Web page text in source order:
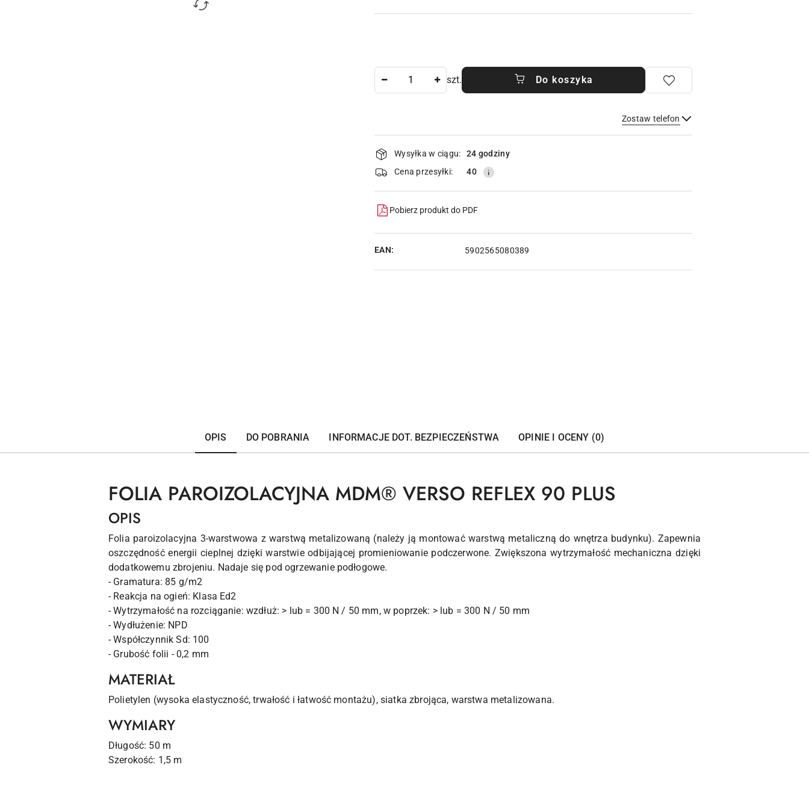
szt. Do koszyka
Zostaw telefon
Wyślij
Dostępność
i
dostawa
Wysyłka w ciągu:
24 godziny
Cena przesyłki:
40
Pobierz produkt do PDF
EAN: 5902565080389
OPIS DO POBRANIA INFORMACJE DOT. BEZPIECZEŃSTWA OPINIE I OCENY (0)
FOLIA PAROIZOLACYJNA MDM® VERSO REFLEX 90 PLUS
OPIS
Folia paroizolacyjna 3-warstwowa z warstwą metalizowaną (należy ją montować warstwą metaliczną do wnętrza budynku). Zapewnia
oszczędność energii cieplnej dzięki warstwie odbijającej promieniowanie podczerwone. Zwiększona wytrzymałość mechaniczna dzięki
dodatkowemu zbrojeniu. Nadaje się pod ogrzewanie podłogowe.
- Gramatura: 85 g/m2
- Reakcja na ogień: Klasa Ed2
- Wytrzymałość na rozciąganie: wzdłuż: > lub = 300 N / 50 mm, w poprzek: > lub = 300 N / 50 mm
- Wydłużenie: NPD
- Współczynnik Sd: 100
- Grubość folii - 0,2 mm
MATERIAŁ
Polietylen (wysoka elastyczność, trwałość i łatwość montażu), siatka zbrojąca, warstwa metalizowana.
WYMIARY
Długość: 50 m
Szerokość: 1,5 m